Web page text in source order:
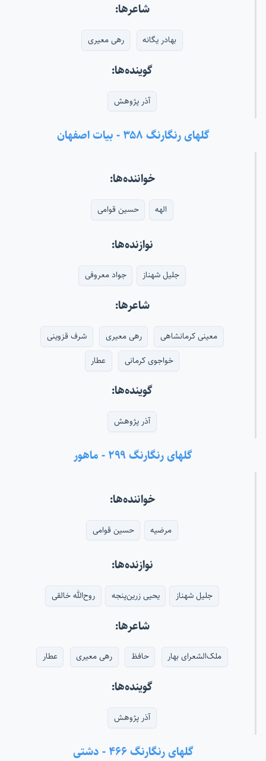
شاعرها:
بهادر یگانه رهی معیری
گوینده‌ها:
آذر پژوهش
گلهای رنگارنگ ۳۵۸ - بیات اصفهان
خواننده‌ها:
الهه حسین قوامی
نوازنده‌ها:
جلیل شهناز جواد معروفی
شاعرها:
معینی کرمانشاهی رهی معیری
شرف قزوینی
خواجوی کرمانی
عطار
گوینده‌ها:
آذر پژوهش
گلهای رنگارنگ ۲۹۹ - ماهور
خواننده‌ها:
مرضیه حسین قوامی
نوازنده‌ها:
جلیل شهناز یحیی زرین‌پنجه روح‌الله خالقی
شاعرها:
ملک‌الشعرای بهار حافظ رهی معیری عطار
گوینده‌ها:
آذر پژوهش
گلهای رنگارنگ ۴۶۶ - دشتی